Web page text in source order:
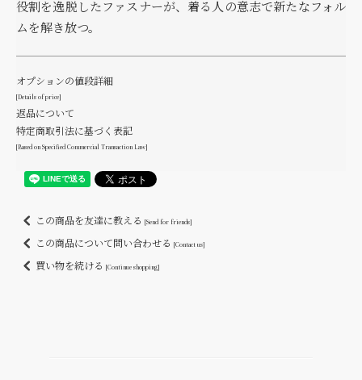
役割を逸脱したファスナーが、着る人の意志で新たなフォル
ムを解き放つ。
オプションの値段詳細
[Details of price]
返品について
特定商取引法に基づく表記
[Based on Specified Commercial Transaction Law]
この商品を友達に教える [Send for friends]
この商品について問い合わせる [Contact us]
買い物を続ける [Continue shopping]